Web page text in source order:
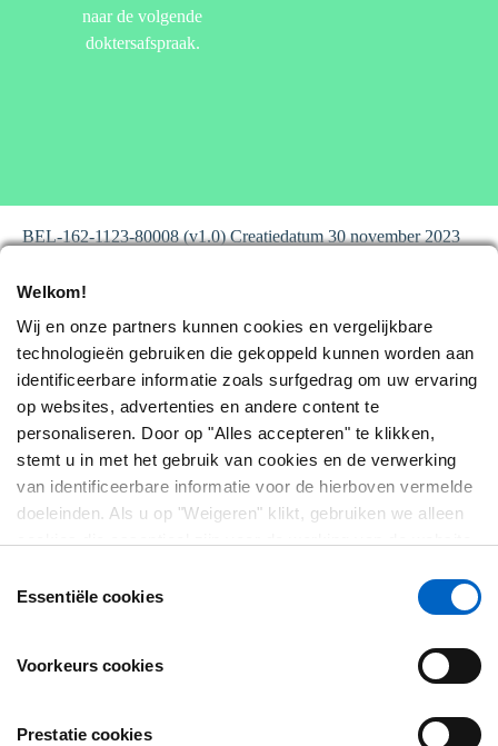
Welkom!
Wij en onze partners kunnen cookies en vergelijkbare
technologieën gebruiken die gekoppeld kunnen worden aan
identificeerbare informatie zoals surfgedrag om uw ervaring
op websites, advertenties en andere content te
personaliseren. Door op "Alles accepteren" te klikken,
stemt u in met het gebruik van cookies en de verwerking
van identificeerbare informatie voor de hierboven vermelde
doeleinden. Als u op "Weigeren" klikt, gebruiken we alleen
te personaliseren. U kunt op elk moment uw toestemming
bekijken, wijzigen of intrekken door op "Cookievoorkeuren"
Essentiële cookies
Voorkeurs cookies
Prestatie cookies
naar de volgende
doktersafspraak.
BEL-162-1123-80008 (v1.0) Creatiedatum 30 november 2023
OVER
Wie zijn we?
Neem contact met ons op